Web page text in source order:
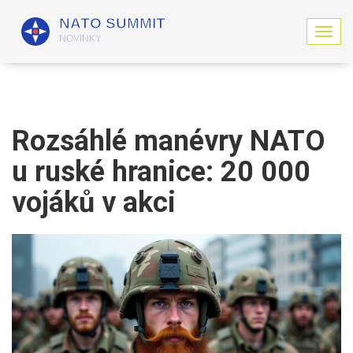
Z
o
t
a
c
i
Rozsáhlé manévry NATO
u ruské hranice: 20 000
vojáků v akci